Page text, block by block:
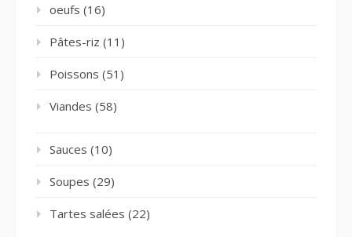
oeufs (16)
Pâtes-riz (11)
Poissons (51)
Viandes (58)
Sauces (10)
Soupes (29)
Tartes salées (22)